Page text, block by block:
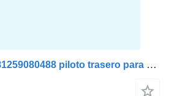
Luces diurnas LED 81259080488 piloto trasero para MAN TGX cabeza tractora